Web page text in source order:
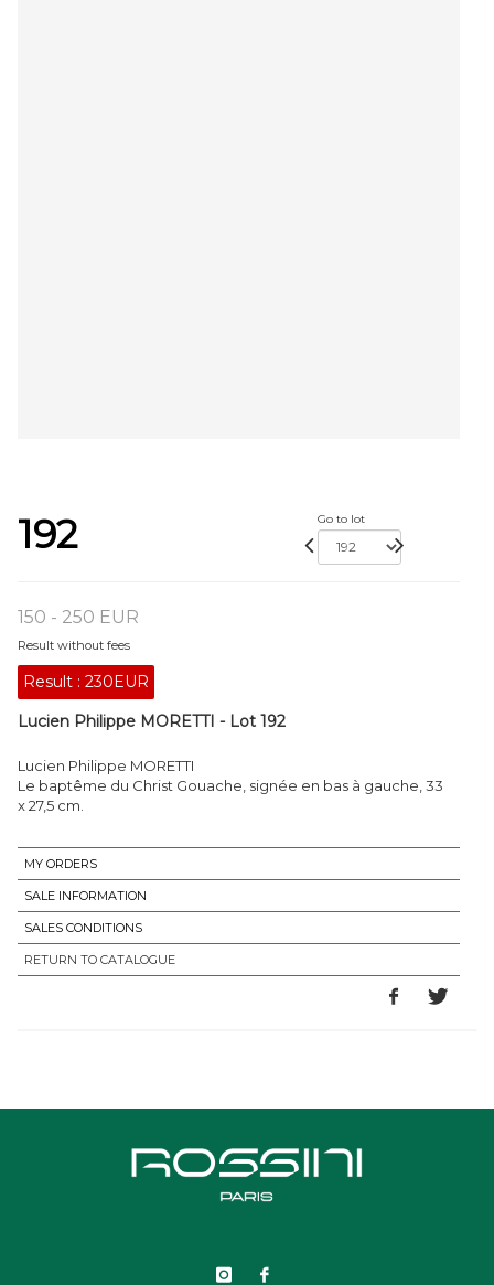
192 Go to lot
150 - 250 EUR
Result without fees
Result : 230EUR
Lucien Philippe MORETTI - Lot 192
Lucien Philippe MORETTI
Le baptême du Christ Gouache, signée en bas à gauche, 33
x 27,5 cm.
MY ORDERS
SALE INFORMATION
SALES CONDITIONS
RETURN TO CATALOGUE